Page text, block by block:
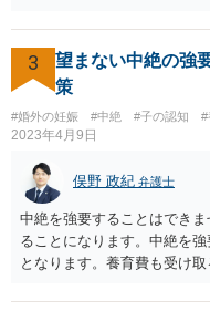
3
望まない中絶の強
策
#婚外の妊娠 #中絶 #子の認知 #
2023年4月9日
俣野 政紀 弁護士
中絶を強要することはでき
ることになります。中絶を
となります。養育費も受け
勧めします。